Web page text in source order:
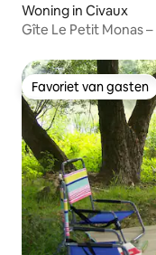
Woning in Civaux
Gîte Le Petit Monas
Favoriet van gasten
Favoriet van gasten